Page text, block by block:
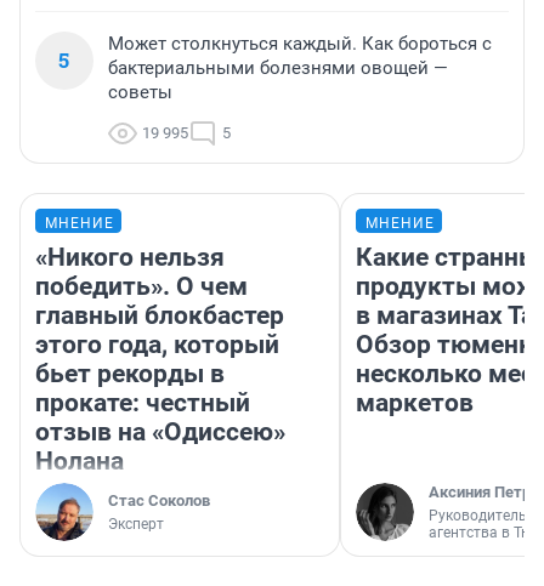
5
Может столкнуться каждый. Как бороться с
бактериальными болезнями овощей —
советы
19 995 5
МНЕНИЕ
«Никого нельзя
победить». О чем
главный блокбастер
этого года, который
бьет рекорды в
прокате: честный
отзыв на «Одиссею»
Нолана
Стас Соколов
Эксперт
МНЕНИЕ
Какие
продукты
в магазинах
Обзор
несколько
маркетов
Аксиния
Руководитель
агентства в